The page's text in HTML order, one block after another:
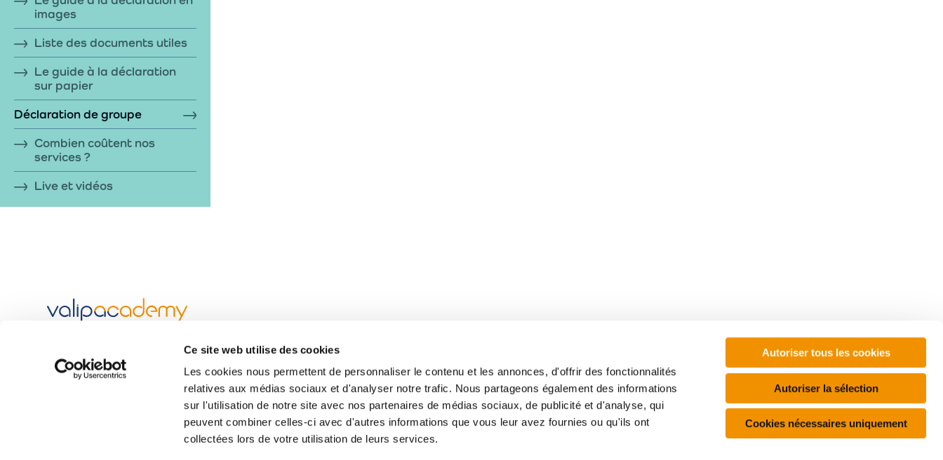
Ce site web utilise des cookies
Les cookies nous permettent de personnaliser le contenu et les annonces, d'offrir des fonctionnalités
relatives aux médias sociaux et d'analyser notre trafic. Nous partageons également des informations
sur l'utilisation de notre site avec nos partenaires de médias sociaux, de publicité et d'analyse, qui
peuvent combiner celles-ci avec d'autres informations que vous leur avez fournies ou qu'ils ont
collectées lors de votre utilisation de leurs services.
Autoriser tous les cookies
Autoriser la sélection
Cookies nécessaires uniquement
images
Liste des documents utiles
Le guide à la déclaration
sur papier
Déclaration de groupe
Combien coûtent nos
services ?
Live et vidéos
Les modules
déclaration?
durables
Trier dans votreentreprise
Les filières derecyclagedes emballages
industriels
Le PPWR
Lesreplayset webinaires
À propos
Contact